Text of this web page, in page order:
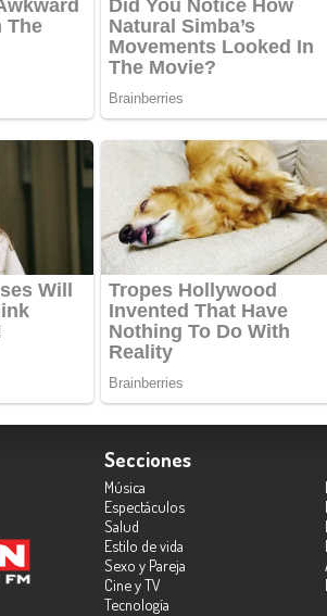
Secciones
Música
Espectáculos
Salud
Estilo de vida
Sexo y Pareja
Cine y TV
Tecnología